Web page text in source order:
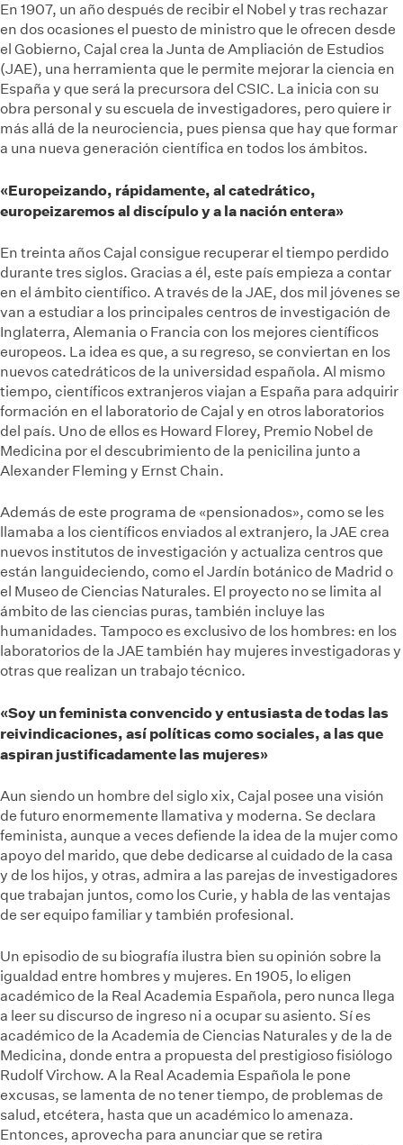
En 1907, un año después de recibir el Nobel y tras rechazar
en dos ocasiones el puesto de ministro que le ofrecen desde
el Gobierno, Cajal crea la Junta de Ampliación de Estudios
(JAE), una herramienta que le permite mejorar la ciencia en
España y que será la precursora del CSIC. La inicia con su
obra personal y su escuela de investigadores, pero quiere ir
más allá de la neurociencia, pues piensa que hay que formar
a una nueva generación científica en todos los ámbitos.
«Europeizando, rápidamente, al catedrático,
europeizaremos al discípulo y a la nación entera»
En treinta años Cajal consigue recuperar el tiempo perdido
durante tres siglos. Gracias a él, este país empieza a contar
en el ámbito científico. A través de la JAE, dos mil jóvenes se
van a estudiar a los principales centros de investigación de
Inglaterra, Alemania o Francia con los mejores científicos
europeos. La idea es que, a su regreso, se conviertan en los
nuevos catedráticos de la universidad española. Al mismo
tiempo, científicos extranjeros viajan a España para adquirir
formación en el laboratorio de Cajal y en otros laboratorios
del país. Uno de ellos es Howard Florey, Premio Nobel de
Medicina por el descubrimiento de la penicilina junto a
Alexander Fleming y Ernst Chain.
Además de este programa de «pensionados», como se les
llamaba a los científicos enviados al extranjero, la JAE crea
nuevos institutos de investigación y actualiza centros que
están languideciendo, como el Jardín botánico de Madrid o
el Museo de Ciencias Naturales. El proyecto no se limita al
ámbito de las ciencias puras, también incluye las
humanidades. Tampoco es exclusivo de los hombres: en los
laboratorios de la JAE también hay mujeres investigadoras y
otras que realizan un trabajo técnico.
«Soy un feminista convencido y entusiasta de todas las
reivindicaciones, así políticas como sociales, a las que
aspiran justificadamente las mujeres»
Aun siendo un hombre del siglo xix, Cajal posee una visión
de futuro enormemente llamativa y moderna. Se declara
feminista, aunque a veces defiende la idea de la mujer como
apoyo del marido, que debe dedicarse al cuidado de la casa
y de los hijos, y otras, admira a las parejas de investigadores
que trabajan juntos, como los Curie, y habla de las ventajas
de ser equipo familiar y también profesional.
Un episodio de su biografía ilustra bien su opinión sobre la
igualdad entre hombres y mujeres. En 1905, lo eligen
académico de la Real Academia Española, pero nunca llega
a leer su discurso de ingreso ni a ocupar su asiento. Sí es
académico de la Academia de Ciencias Naturales y de la de
Medicina, donde entra a propuesta del prestigioso fisiólogo
Rudolf Virchow. A la Real Academia Española le pone
excusas, se lamenta de no tener tiempo, de problemas de
salud, etcétera, hasta que un académico lo amenaza.
Entonces, aprovecha para anunciar que se retira